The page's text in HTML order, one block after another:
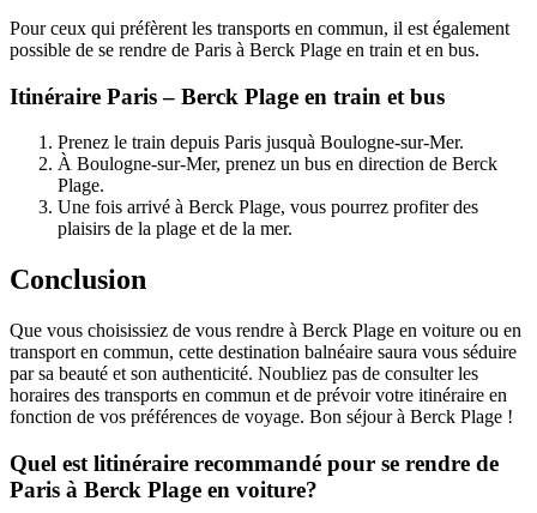
Pour ceux qui préfèrent les transports en commun, il est également
possible de se rendre de Paris à Berck Plage en train et en bus.
Itinéraire Paris – Berck Plage en train et bus
Prenez le train depuis Paris jusquà Boulogne-sur-Mer.
À Boulogne-sur-Mer, prenez un bus en direction de Berck
Plage.
Une fois arrivé à Berck Plage, vous pourrez profiter des
plaisirs de la plage et de la mer.
Conclusion
Que vous choisissiez de vous rendre à Berck Plage en voiture ou en
transport en commun, cette destination balnéaire saura vous séduire
par sa beauté et son authenticité. Noubliez pas de consulter les
horaires des transports en commun et de prévoir votre itinéraire en
fonction de vos préférences de voyage. Bon séjour à Berck Plage !
Quel est litinéraire recommandé pour se rendre de
Paris à Berck Plage en voiture?